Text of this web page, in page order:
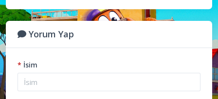
Yorum Yap
* İsim